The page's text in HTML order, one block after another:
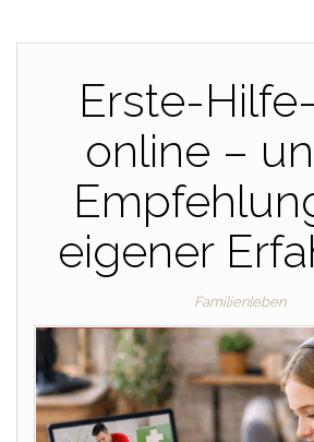
Erste-
online –
eigener
Familienleben